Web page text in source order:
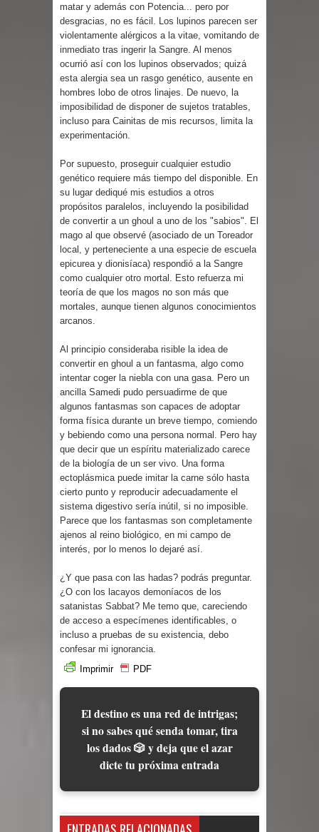
matar y además con Potencia... pero por
desgracias, no es fácil. Los lupinos parecen ser
violentamente alérgicos a la vitae, vomitando de
inmediato tras ingerir la Sangre. Al menos
ocurrió así con los lupinos observados; quizá
esta alergia sea un rasgo genético, ausente en
hombres lobo de otros linajes. De nuevo, la
imposibilidad de disponer de sujetos tratables,
incluso para Cainitas de mis recursos, limita la
experimentación.
Por supuesto, proseguir cualquier estudio
genético requiere más tiempo del disponible. En
su lugar dediqué mis estudios a otros
propósitos paralelos, incluyendo la posibilidad
de convertir a un ghoul a uno de los "sabios". El
mago al que observé (asociado de un Toreador
local, y perteneciente a una especie de escuela
epicurea y dionisíaca) respondió a la Sangre
como cualquier otro mortal. Esto refuerza mi
teoría de que los magos no son más que
mortales, aunque tienen algunos conocimientos
arcanos.
Al principio consideraba risible la idea de
convertir en ghoul a un fantasma, algo como
intentar coger la niebla con una gasa. Pero un
ancilla Samedi pudo persuadirme de que
algunos fantasmas son capaces de adoptar
forma física durante un breve tiempo, comiendo
y bebiendo como una persona normal. Pero hay
que decir que un espíritu materializado carece
de la biología de un ser vivo. Una forma
ectoplásmica puede imitar la carne sólo hasta
cierto punto y reproducir adecuadamente el
sistema digestivo sería inútil, si no imposible.
Parece que los fantasmas son completamente
ajenos al reino biológico, en mi campo de
interés, por lo menos lo dejaré así.
¿Y que pasa con las hadas? podrás preguntar.
¿O con los lacayos demoníacos de los
satanistas Sabbat? Me temo que, careciendo
de acceso a especímenes identificables, o
incluso a pruebas de su existencia, debo
confesar mi ignorancia.
Imprimir
PDF
El destino es una red de intrigas;
si no sabes qué senda tomar, tira
los dados 🎲 y deja que el azar
dicte tu próxima entrada